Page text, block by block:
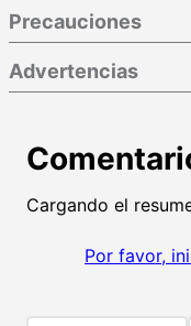
Precauciones
Advertencias
Cargando el
Por favor,